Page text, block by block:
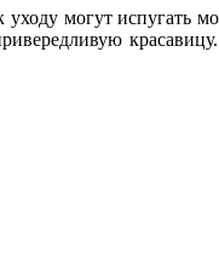
могут